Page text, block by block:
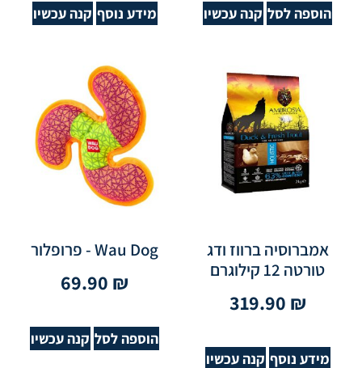
הוספה לסל קנה עכשיו מידע נוסף קנה עכשיו
אמברוסיה ברווז ודג
טורטה 12 קילוגרם
319.90 ₪
מידע נוסף קנה עכשיו
Wau Dog - פרופלור
69.90 ₪
הוספה לסל קנה עכשיו